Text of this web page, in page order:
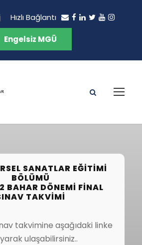
Hızlı Bağlantı
Engelsiz MGÜ
SANATLAR EĞITIMI
BÖLÜMÜ
BAHAR DÖNEMI FINAL
TAKVIMI
takvimine aşağıdaki linke
ulaşabilirsiniz..